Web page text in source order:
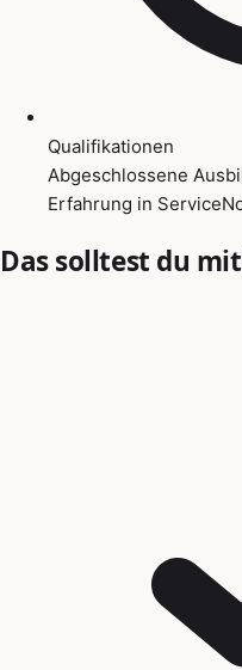
Qualifikationen
Abgeschlossene
Erfahrung in
Das solltest du